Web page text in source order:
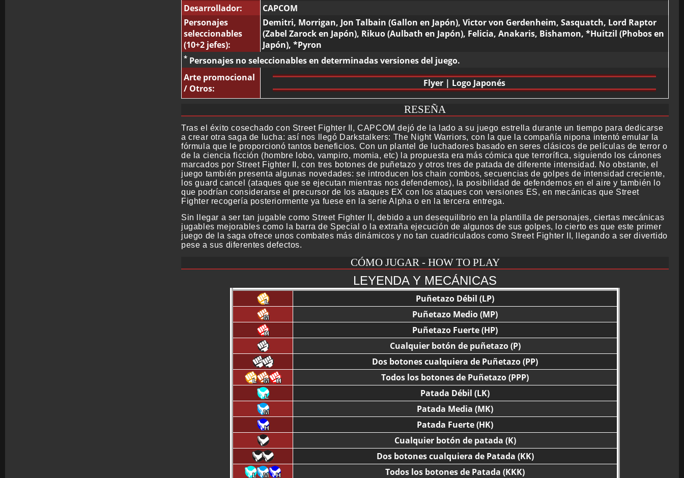
Desarrollador:
CAPCOM
Personajes
seleccionables
(10+2 jefes):
Demitri, Morrigan, Jon Talbain (Gallon en Japón), Victor von Gerdenheim, Sasquatch, Lord Raptor
(Zabel Zarock en Japón), Rikuo (Aulbath en Japón), Felicia, Anakaris, Bishamon, *Huitzil (Phobos en
Japón), *Pyron
*Personajes no seleccionables en determinadas versiones del juego.
Arte promocional
/ Otros:
Flyer | Logo Japonés
RESEÑA
Tras el éxito cosechado con Street Fighter II, CAPCOM dejó de la lado a su juego estrella durante un tiempo para dedicarse
a crear otra saga de lucha: así nos llegó Darkstalkers: The Night Warriors, con la que la compañía nipona intentó emular la
fórmula que le proporcionó tantos beneficios. Con un plantel de luchadores basado en seres clásicos de películas de terror o
de la ciencia ficción (hombre lobo, vampiro, momia, etc) la propuesta era más cómica que terrorífica, siguiendo los cánones
marcados por Street Fighter II, con tres botones de puñetazo y otros tres de patada de diferente intensidad. No obstante, el
juego también presenta algunas novedades: se introducen los chain combos, secuencias de golpes de intensidad creciente,
los guard cancel (ataques que se ejecutan mientras nos defendemos), la posibilidad de defendernos en el aire y también lo
que podrían considerarse el precursor de los ataques EX con los ataques con versiones ES, en mecánicas que Street
Fighter recogería posteriormente ya fuese en la serie Alpha o en la tercera entrega.
Sin llegar a ser tan jugable como Street Fighter II, debido a un desequilibrio en la plantilla de personajes, ciertas mecánicas
jugables mejorables como la barra de Special o la extraña ejecución de algunos de sus golpes, lo cierto es que este primer
juego de la saga ofrece unos combates más dinámicos y no tan cuadriculados como Street Fighter II, llegando a ser divertido
pese a sus diferentes defectos.
CÓMO JUGAR - HOW TO PLAY
LEYENDA Y MECÁNICAS
Puñetazo Débil (LP)
Puñetazo Medio (MP)
Puñetazo Fuerte (HP)
Cualquier botón de puñetazo (P)
Dos botones cualquiera de Puñetazo (PP)
Todos los botones de Puñetazo (PPP)
Patada Débil (LK)
Patada Media (MK)
Patada Fuerte (HK)
Cualquier botón de patada (K)
Dos botones cualquiera de Patada (KK)
Todos los botones de Patada (KKK)